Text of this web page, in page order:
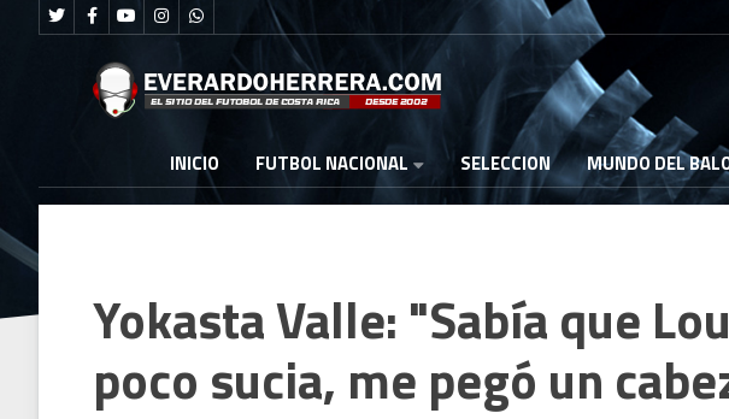
INICIO FUTBOL NACIONAL SELECCION MUNDO DEL
Yokasta Valle: "Sabía que
poco sucia, me pegó un